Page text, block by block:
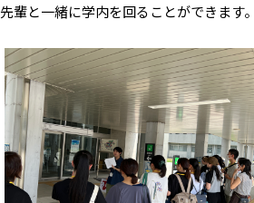
先輩と一緒に学内を回ることができます。